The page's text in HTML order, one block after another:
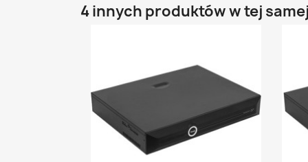
4 innych produktów w tej